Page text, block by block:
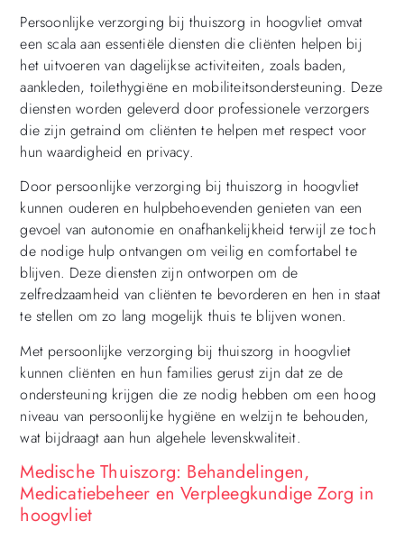
Persoonlijke verzorging bij thuiszorg in hoogvliet omvat
een scala aan essentiële diensten die cliënten helpen bij
het uitvoeren van dagelijkse activiteiten, zoals baden,
aankleden, toilethygiëne en mobiliteitsondersteuning. Deze
diensten worden geleverd door professionele verzorgers
die zijn getraind om cliënten te helpen met respect voor
hun waardigheid en privacy.
Door persoonlijke verzorging bij thuiszorg in hoogvliet
kunnen ouderen en hulpbehoevenden genieten van een
gevoel van autonomie en onafhankelijkheid terwijl ze toch
de nodige hulp ontvangen om veilig en comfortabel te
blijven. Deze diensten zijn ontworpen om de
zelfredzaamheid van cliënten te bevorderen en hen in staat
te stellen om zo lang mogelijk thuis te blijven wonen.
Met persoonlijke verzorging bij thuiszorg in hoogvliet
kunnen cliënten en hun families gerust zijn dat ze de
ondersteuning krijgen die ze nodig hebben om een hoog
niveau van persoonlijke hygiëne en welzijn te behouden,
wat bijdraagt aan hun algehele levenskwaliteit.
Medische Thuiszorg: Behandelingen,
Medicatiebeheer en Verpleegkundige Zorg in
hoogvliet